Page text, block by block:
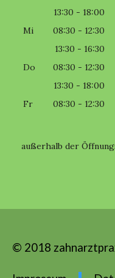
13:30 - 18:00
Mi
08:30 - 12:30
13:30 - 16:30
Do
08:30 - 12:30
13:30 - 18:00
Fr
08:30 - 12:30
außerhalb der
© 2018